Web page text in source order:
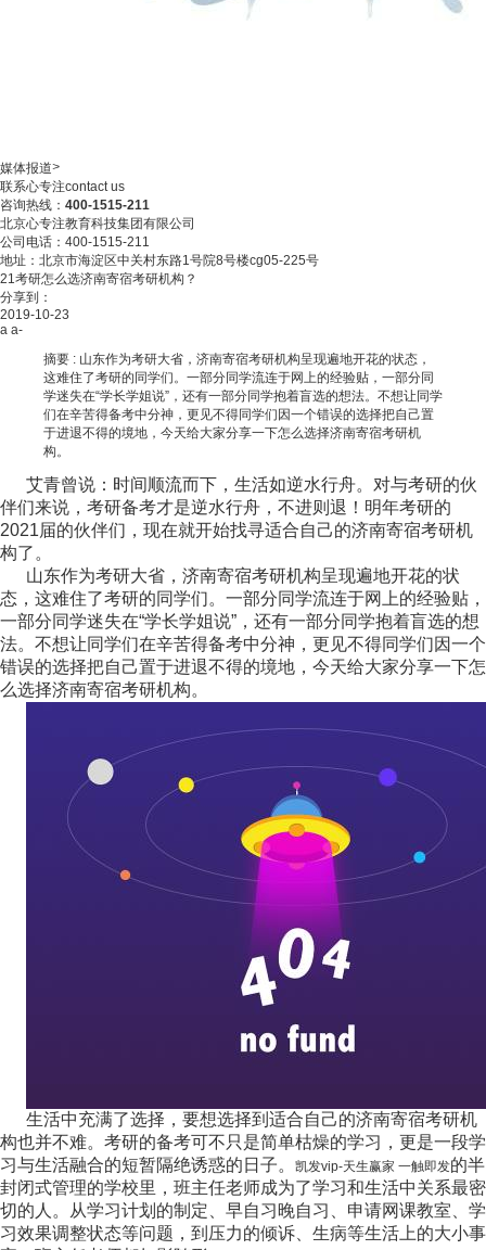
媒体报道>
联系心专注contact us
咨询热线： 400-1515-211
北京心专注教育科技集团有限公司
公司电话：400-1515-211
地址：北京市海淀区中关村东路1号院8号楼cg05-225号
21考研怎么选济南寄宿考研机构？
分享到：
2019-10-23
a a-
摘要 : 山东作为考研大省，济南寄宿考研机构呈现遍地开花的状态，
这难住了考研的同学们。一部分同学流连于网上的经验贴，一部分同
学迷失在“学长学姐说”，还有一部分同学抱着盲选的想法。不想让同学
们在辛苦得备考中分神，更见不得同学们因一个错误的选择把自己置
于进退不得的境地，今天给大家分享一下怎么选择济南寄宿考研机
构。
艾青曾说：时间顺流而下，生活如逆水行舟。对与考研的伙
伴们来说，考研备考才是逆水行舟，不进则退！明年考研的
2021届的伙伴们，现在就开始找寻适合自己的济南寄宿考研机
构了。
山东作为考研大省，济南寄宿考研机构呈现遍地开花的状
态，这难住了考研的同学们。一部分同学流连于网上的经验贴，
一部分同学迷失在“学长学姐说”，还有一部分同学抱着盲选的想
法。不想让同学们在辛苦得备考中分神，更见不得同学们因一个
错误的选择把自己置于进退不得的境地，今天给大家分享一下怎
么选择济南寄宿考研机构。
生活中充满了选择，要想选择到适合自己的济南寄宿考研机
构也并不难。考研的备考可不只是简单枯燥的学习，更是一段学
习与生活融合的短暂隔绝诱惑的日子。
凯发vip-天生赢家 一触即发的半
封闭式管理的学校里，班主任老师成为了学习和生活中关系最密
切的人。从学习计划的制定、早自习晚自习、申请网课教室、学
习效果调整状态等问题，到压力的倾诉、生病等生活上的大小事